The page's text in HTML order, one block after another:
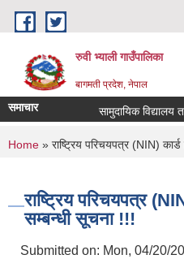
Skip to main content
रुवी भ्याली गाउँपालिका
बागमती प्रदेश, नेपाल
समाचार सामुदायिक
You are here
Home » राष्ट्रिय परिचयपत्र (NIN)
राष्ट्रिय परिचयपत्र
सम्बन्धी सूचना !!!
Submitted on: Mon, 04/20/